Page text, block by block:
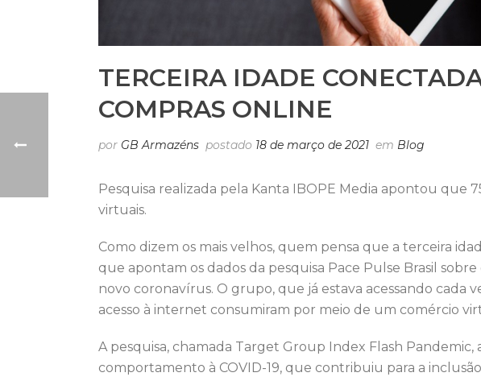
TERCEIRA IDADE
COMPRAS ONLINE
por GB Armazéns postado 18 de março de 2021 em Blog
Pesquisa realizada pela Kanta IBOPE Media apontou que
virtuais.
Como dizem os mais velhos, quem pensa que a terceira
que apontam os dados da pesquisa Pace Pulse Brasil
novo coronavírus. O grupo, que já estava acessando cada
acesso à internet consumiram por meio de um comércio
A pesquisa, chamada Target Group Index Flash
comportamento à COVID-19, que contribuiu para a